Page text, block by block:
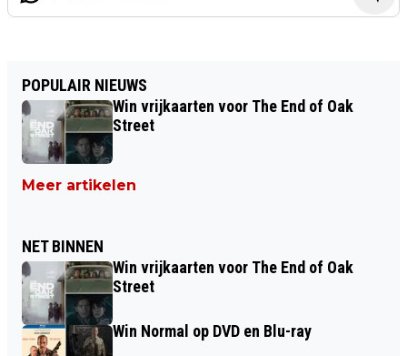
POPULAIR NIEUWS
Win vrijkaarten voor The End of Oak
Street
Meer artikelen
NET BINNEN
Win vrijkaarten voor The End of Oak
Street
Win Normal op DVD en Blu-ray